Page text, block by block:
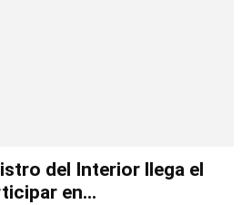
del Interior llega el
en...